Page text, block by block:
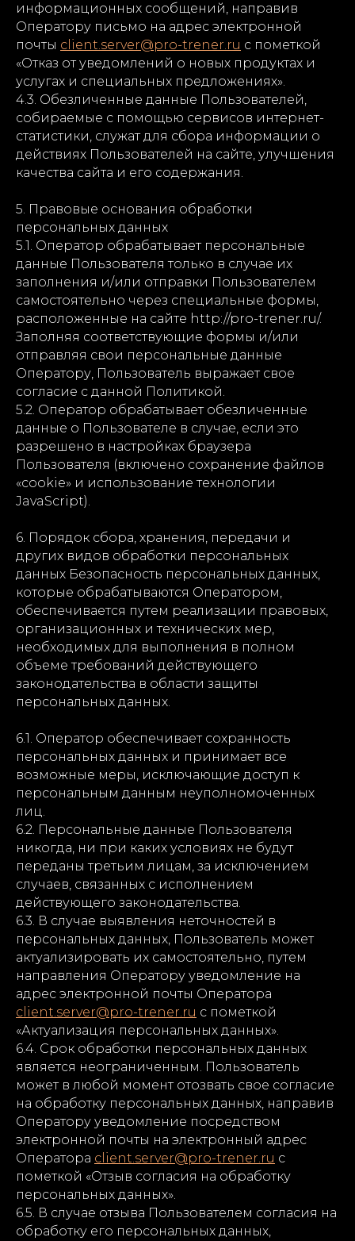
информационных сообщений, направив
Оператору письмо на адрес электронной
почты client.server@pro-trener.ru с пометкой
«Отказ от уведомлений о новых продуктах и
услугах и специальных предложениях».
4.3. Обезличенные данные Пользователей,
собираемые с помощью сервисов интернет-
статистики, служат для сбора информации о
действиях Пользователей на сайте, улучшения
качества сайта и его содержания.
5. Правовые основания обработки
персональных данных
5.1. Оператор обрабатывает персональные
данные Пользователя только в случае их
заполнения и/или отправки Пользователем
самостоятельно через специальные формы,
расположенные на сайте http://pro-trener.ru/.
Заполняя соответствующие формы и/или
отправляя свои персональные данные
Оператору, Пользователь выражает свое
согласие с данной Политикой.
5.2. Оператор обрабатывает обезличенные
данные о Пользователе в случае, если это
разрешено в настройках браузера
Пользователя (включено сохранение файлов
«cookie» и использование технологии
JavaScript).
6. Порядок сбора, хранения, передачи и
других видов обработки персональных
данных Безопасность персональных данных,
которые обрабатываются Оператором,
обеспечивается путем реализации правовых,
организационных и технических мер,
необходимых для выполнения в полном
объеме требований действующего
законодательства в области защиты
персональных данных.
6.1. Оператор обеспечивает сохранность
персональных данных и принимает все
возможные меры, исключающие доступ к
персональным данным неуполномоченных
лиц.
6.2. Персональные данные Пользователя
никогда, ни при каких условиях не будут
переданы третьим лицам, за исключением
случаев, связанных с исполнением
действующего законодательства.
6.3. В случае выявления неточностей в
персональных данных, Пользователь может
актуализировать их самостоятельно, путем
направления Оператору уведомление на
адрес электронной почты Оператора
client.server@pro-trener.ru с пометкой
«Актуализация персональных данных».
6.4. Срок обработки персональных данных
является неограниченным. Пользователь
может в любой момент отозвать свое согласие
на обработку персональных данных, направив
Оператору уведомление посредством
электронной почты на электронный адрес
Оператора client.server@pro-trener.ru с
пометкой «Отзыв согласия на обработку
персональных данных».
6.5. В случае отзыва Пользователем согласия на
обработку его персональных данных,